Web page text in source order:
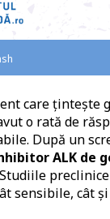
care țintește
o rată de
După un
ALK de
sensibile, cât